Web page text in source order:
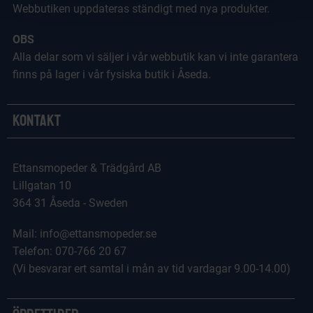
Webbutiken uppdateras ständigt med nya produkter.
OBS
Alla delar som vi säljer i vår webbutik kan vi inte garantera
finns på lager i vår fysiska butik i Åseda.
Kontakt
Ettansmopeder & Trädgård AB
Lillgatan 10
364 31 Åseda - Sweden
Mail: info@ettansmopeder.se
Telefon: 070-766 20 67
(Vi besvarar ert samtal i mån av tid vardagar 9.00-14.00)